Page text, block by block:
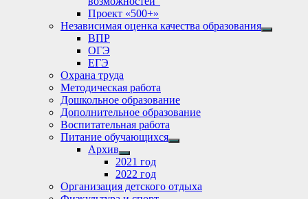
menu
Проект «500+»
Независимая оценка качества образования
Show
ВПР
ОГЭ
ЕГЭ
Охрана труда
Методическая работа
Дошкольное образование
Дополнительное образование
Воспитательная работа
Питание обучающихся
Show
Архив
Show
sub
menu
2021 год
2022 год
Организация детского отдыха